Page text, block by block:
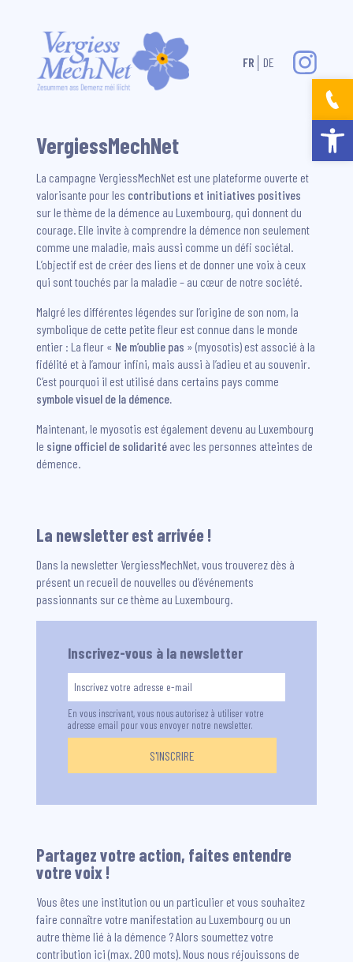
Ouvrir la
FR DE
VergiessMechNet
La campagne VergiessMechNet est une plateforme ouverte et
valorisante pour les contributions et initiatives positives
sur le thème de la démence au Luxembourg, qui donnent du
courage. Elle invite à comprendre la démence non seulement
comme une maladie, mais aussi comme un défi sociétal.
L’objectif est de créer des liens et de donner une voix à ceux
qui sont touchés par la maladie – au cœur de notre société.
Malgré les différentes légendes sur l’origine de son nom, la
symbolique de cette petite fleur est connue dans le monde
entier : La fleur « Ne m’oublie pas » (myosotis) est associé à la
fidélité et à l’amour infini, mais aussi à l’adieu et au souvenir.
C’est pourquoi il est utilisé dans certains pays comme
symbole visuel de la démence.
Maintenant, le myosotis est également devenu au Luxembourg
le signe officiel de solidarité avec les personnes atteintes de
démence.
La newsletter est arrivée !
Dans la newsletter VergiessMechNet, vous trouverez dès à
présent un recueil de nouvelles ou d’événements
passionnants sur ce thème au Luxembourg.
Inscrivez-vous à la newsletter
En vous inscrivant, vous nous autorisez à utiliser votre
adresse email pour vous envoyer notre newsletter.
Partagez votre action, faites entendre
votre voix !
Vous êtes une institution ou un particulier et vous souhaitez
faire connaître votre manifestation au Luxembourg ou un
autre thème lié à la démence ? Alors soumettez votre
contribution ici (max. 200 mots). Nous nous réjouissons de